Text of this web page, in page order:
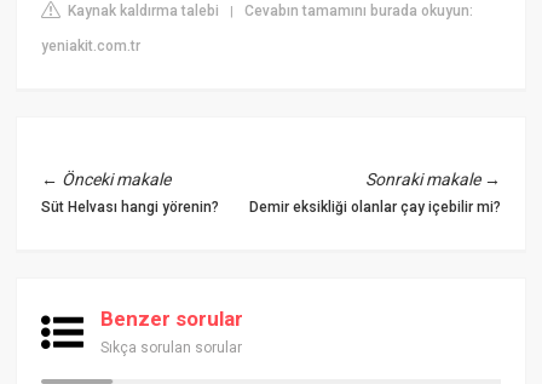
Kaynak kaldırma talebi |Cevabın tamamını burada okuyun:
yeniakit.com.tr
← Önceki makale
Süt Helvası hangi yörenin?
Sonraki makale→
Demir eksikliği olanlar çay içebilir mi?
Benzer sorular
Sıkça sorulan sorular